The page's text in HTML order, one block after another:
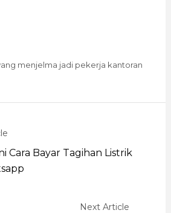
menjelma jadi pekerja kantoran
Cara Bayar Tagihan Listrik
Next Article